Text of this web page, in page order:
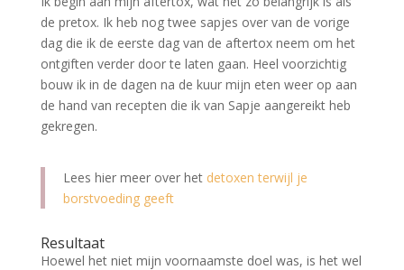
de pretox. Ik heb nog twee sapjes over van de vorige
dag die ik de eerste dag van de aftertox neem om het
ontgiften verder door te laten gaan. Heel voorzichtig
bouw ik in de dagen na de kuur mijn eten weer op aan
de hand van recepten die ik van Sapje aangereikt heb
gekregen.
Lees hier meer over het detoxen terwijl je
borstvoeding geeft
Resultaat
Hoewel het niet mijn voornaamste doel was, is het wel